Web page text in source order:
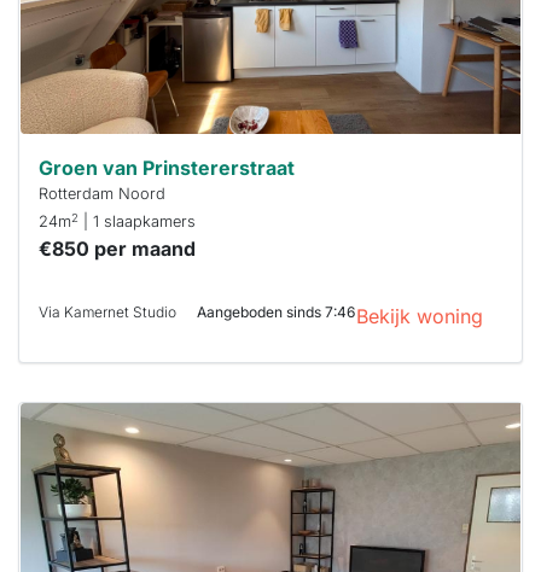
je hierbij!
Groen van Prinstererstraat
Rotterdam Noord
24m2 | 1 slaapkamers
€850 per maand
Via Kamernet Studio Aangeboden sinds 7:46Bekijk woning
Deze woning
waarschijnlijk
al verhuurd
Om kans te
maken moet je
binnen 15
minuten